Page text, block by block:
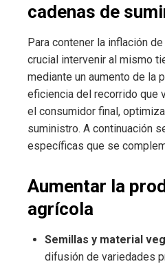
cadenas de
Para contener la inflación
crucial intervenir al mismo
mediante un aumento de la
eficiencia del recorrido que
el consumidor final,
suministro. A continuación
específicas que se
Aumentar la
agrícola
Semillas y material
difusión de variedades